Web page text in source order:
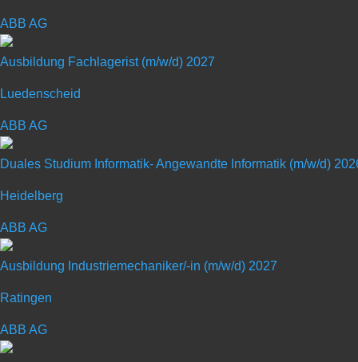
ABB AG
Ausbildung Fachlagerist (m/w/d) 2027
Luedenscheid
ABB AG
Duales Studium Informatik- Angewandte Informatik (m/w/d)
Heidelberg
ABB AG
Ausbildung Industriemechaniker/-in (m/w/d) 2027
Ratingen
ABB AG
Ausbildung zum
Du wirst Spezialist für moderne Anlagentechnik.
Deine Persönlichkeit